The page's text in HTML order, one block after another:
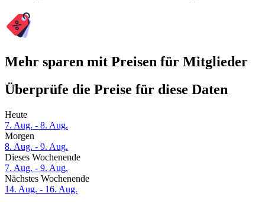
Mehr sparen mit Preisen für Mitglieder
Überprüfe die Preise für diese Daten
Heute
7. Aug. - 8. Aug.
Morgen
8. Aug. - 9. Aug.
Dieses Wochenende
7. Aug. - 9. Aug.
Nächstes Wochenende
14. Aug. - 16. Aug.